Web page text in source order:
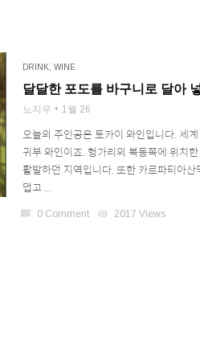
DRINK WINE
달달한 포도를 바구니로 달아
노지우 1월 26
오늘의 주인공은 토카이 와인입니다. 세
귀부 와인이죠. 헝가리의 북동쪽에 위치
활발하던 지역입니다. 또한 카르파티아
덥고 ...
chat_bubble 0 Comment visibility 2017 Views